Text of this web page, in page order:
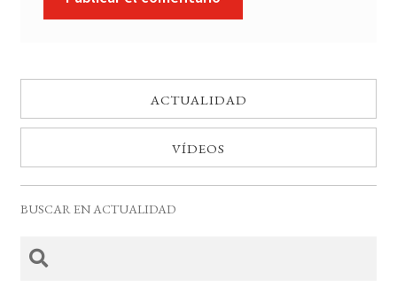
ACTUALIDAD
VÍDEOS
BUSCAR EN ACTUALIDAD